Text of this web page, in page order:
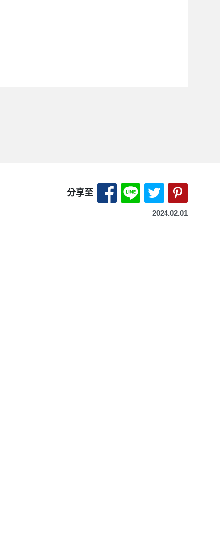
分享至 分享至 Facebook-另開新
分享至 LINE-另開
分享至 X（
2024.02.01